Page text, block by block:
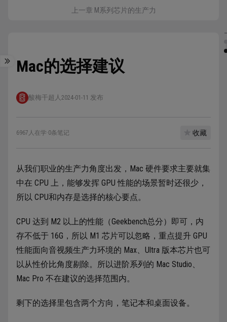
上一章 M系列芯片的生产力
Mac的选择建议
酸梅干超人 2024-01-11 发布
6967人在学·0条笔记 收藏
从我们职业的生产力角度出发，Mac 硬件要求主要就集
中在 CPU 上，能够发挥 GPU 性能的场景暂时还很少，
所以 CPU和内存是选择的核心要点。
CPU 达到 M2 以上的性能（Geekbench总分）即可，内
存不低于 16G，所以 M1 芯片可以忽略，重点提升 GPU
性能面向音视频生产力环境的 Max、Ultra 版本芯片也可
以从性价比角度剔除。所以进阶系列的 Mac Studio、
Mac Pro 不在建议的选择范围内。
剩下的选择里包含两个方向，笔记本和桌面设备。